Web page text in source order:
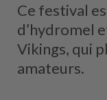
Ce festival
d’hydromel
Vikings, qui
amateurs.